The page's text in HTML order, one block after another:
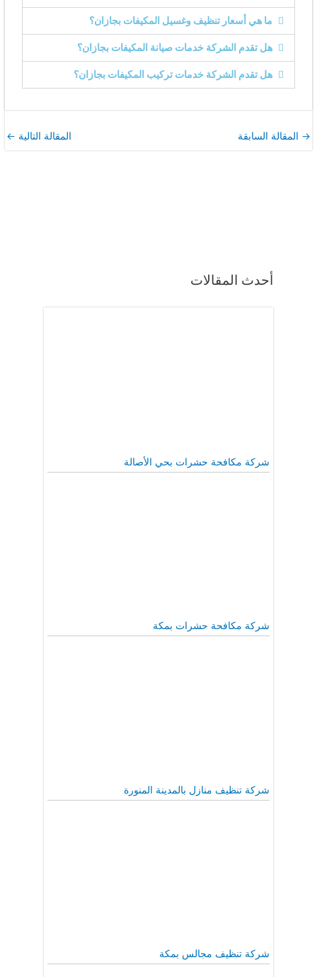
أحدث المقالات
شركة مكافحة حشرات بحي الأصالة
شركة مكافحة حشرات بمكة
شركة تنظيف منازل بالمدينة المنورة
شركة تنظيف مجالس بمكة
ما هي أسعار تنظيف وغسيل المكيفات بجازان؟
هل تقدم الشركة خدمات صيانة المكيفات بجازان؟
هل تقدم الشركة خدمات تركيب المكيفات بجازان؟
→ المقالة السابقة المقالة التالية ←